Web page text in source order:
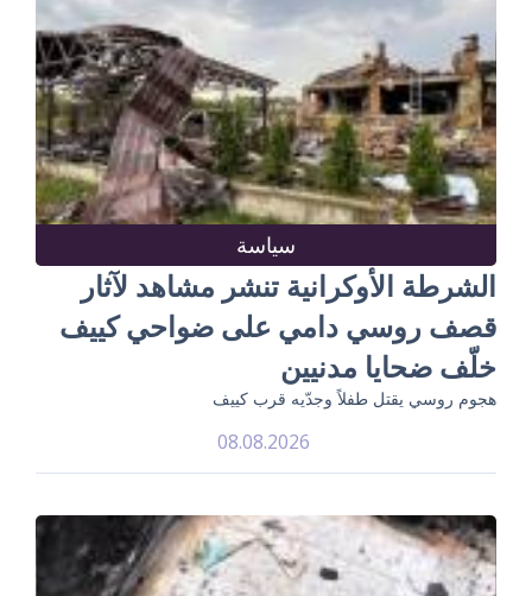
سياسة
الشرطة الأوكرانية تنشر مشاهد لآثار
قصف روسي دامي على ضواحي كييف
خلّف ضحايا مدنيين
هجوم روسي يقتل طفلاً وجدّيه قرب كييف
08.08.2026